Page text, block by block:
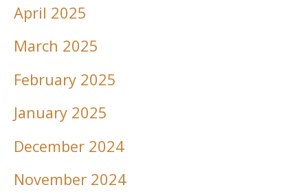
April 2025
March 2025
February 2025
January 2025
December 2024
November 2024